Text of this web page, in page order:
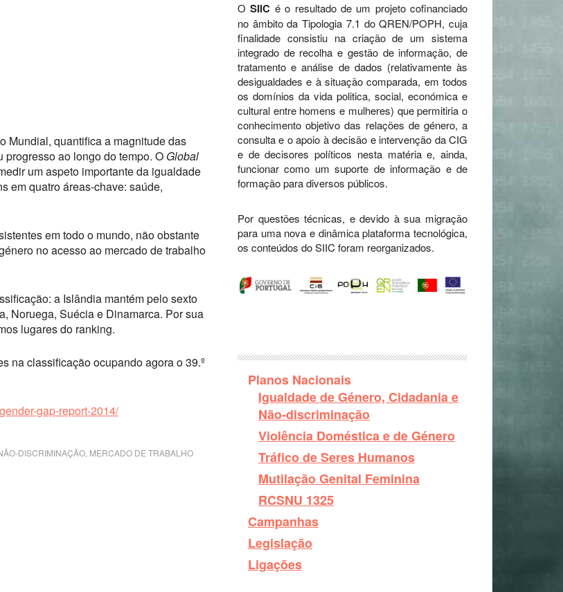
Mundial, quantifica a magnitude das
ao longo do tempo. O Global
um aspeto importante da igualdade
em quatro áreas-chave: saúde,
em todo o mundo, não obstante
no acesso ao mercado de trabalho
a Islândia mantém pelo sexto
Noruega, Suécia e Dinamarca. Por sua
lugares do ranking.
na classificação ocupando agora o 39.º
gap-report-2014/
DISCRIMINAÇÃO MERCADO DE TRABALHO
OSIIC é o resultado de um projeto cofinanciado
no âmbito da Tipologia 7.1 do QREN/POPH, cuja
finalidade consistiu na criação de um sistema
integrado de recolha e gestão de informação, de
tratamento e análise de dados (relativamente às
desigualdades e à situação comparada, em todos
os domínios da vida politica, social, económica e
cultural entre homens e mulheres) que permitiria o
conhecimento objetivo das relações de género, a
consulta e o apoio à decisão e intervenção da CIG
e de decisores políticos nesta matéria e, ainda,
funcionar como um suporte de informação e de
formação para diversos públicos.
Por questões técnicas, e devido à sua migração
para uma nova e dinâmica plataforma tecnológica,
os conteúdos do SIIC foram reorganizados.
Planos Nacionais
Igualdade de Género, Cidadania e
Não-discriminação
Violência Doméstica e de Género
Tráfico de Seres Humanos
Mutilação Genital Feminina
RCSNU 1325
Campanhas
Legislação
Ligações